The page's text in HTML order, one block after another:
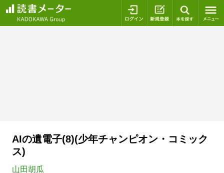
ログイン 新規登録
AIの遺電子(8)(少年チャンピオン・コミック
ス)
山田胡瓜